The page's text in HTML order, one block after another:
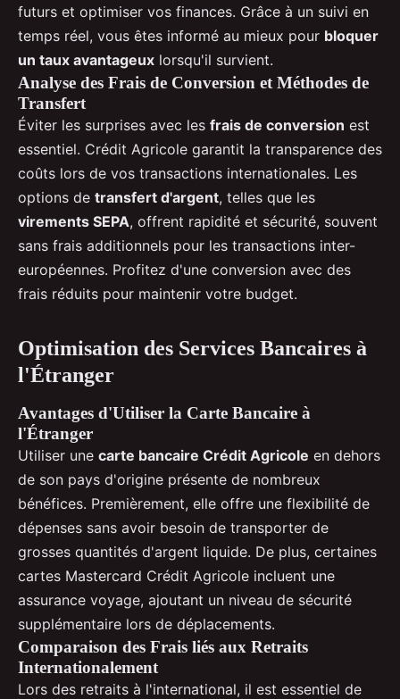
futurs et optimiser vos finances. Grâce à un suivi en
temps réel, vous êtes informé au mieux pour bloquer
un taux avantageux lorsqu'il survient.
Analyse des Frais de Conversion et Méthodes de
Transfert
Éviter les surprises avec les frais de conversion est
essentiel. Crédit Agricole garantit la transparence des
coûts lors de vos transactions internationales. Les
options de transfert d'argent, telles que les
virements SEPA, offrent rapidité et sécurité, souvent
sans frais additionnels pour les transactions inter-
européennes. Profitez d'une conversion avec des
frais réduits pour maintenir votre budget.
Optimisation des Services Bancaires à
l'Étranger
Avantages d'Utiliser la Carte Bancaire à
l'Étranger
Utiliser une carte bancaire Crédit Agricole en dehors
de son pays d'origine présente de nombreux
bénéfices. Premièrement, elle offre une flexibilité de
dépenses sans avoir besoin de transporter de
grosses quantités d'argent liquide. De plus, certaines
cartes Mastercard Crédit Agricole incluent une
assurance voyage, ajoutant un niveau de sécurité
supplémentaire lors de déplacements.
Comparaison des Frais liés aux Retraits
Internationalement
Lors des retraits à l'international, il est essentiel de